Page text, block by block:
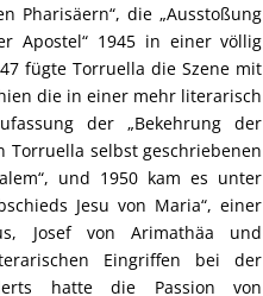
Pharisäern“, die „Ausstoßung
Apostel“ 1945 in einer völlig
fügte Torruella die Szene mit
die in einer mehr literarisch
der „Bekehrung der
Torruella selbst geschriebenen
und 1950 kam es unter
Jesu von Maria“, einer
Josef von Arimathäa und
Eingriffen bei der
hatte die Passion von